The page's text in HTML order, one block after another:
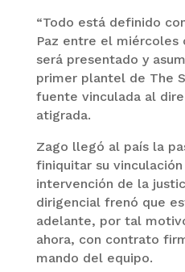
“Todo está definido
Paz entre el miércoles
será presentado y
primer plantel de The
fuente vinculada al
atigrada.
Zago llegó al país la
finiquitar su
intervención de la
dirigencial frenó que
adelante, por tal
ahora, con contrato
mando del equipo.